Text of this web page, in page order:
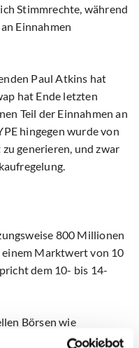
Stimmrechte, während
Einnahmen
Paul Atkins hat
hat Ende letzten
Teil der Einnahmen an
hingegen wurde von
generieren, und zwar
800 Millionen
Marktwert von 10
dem 10- bis 14-
Börsen wie
CME (24-facher